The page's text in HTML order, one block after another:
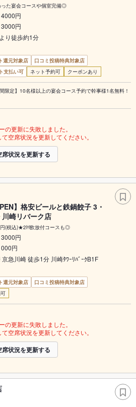
った宴会コースや個室完備◎
円
円
り徒歩約1分
還元対象店
口コミ投稿特典対象店
支払い可 ネット予約可 クーポンあり
間限定】10名様以上の宴会コース予約で幹事様1名無料！
の更新に失敗しました。
空席状況を更新してください。
席状況を更新する
】格安ビールと鉄鍋餃子 3・
崎リバーク店
(税込)★2H飲放付コースも◎
円
円
急川崎 徒歩1分 川崎ﾀﾜｰﾘﾊﾞｰｸB1F
還元対象店
口コミ投稿特典対象店
の更新に失敗しました。
空席状況を更新してください。
席状況を更新する